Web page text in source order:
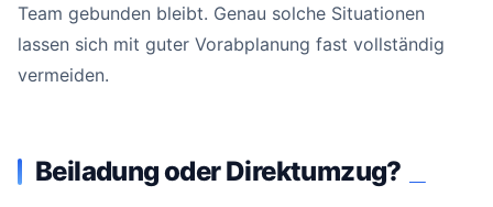
Team gebunden bleibt. Genau solche Situationen
lassen sich mit guter Vorabplanung fast vollständig
vermeiden.
Beiladung oder Direktumzug?